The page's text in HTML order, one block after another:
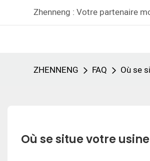
Zhenneng : Votre partenaire
ZHENNENG FAQ Où se
Où se situe votre